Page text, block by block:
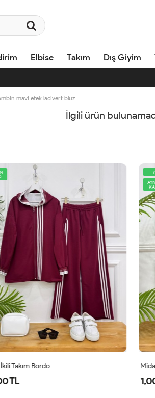
Elbise Takım Dış Giyim
mavi etek lacivert bluz
İlgili ürün
AYNIGÜN
KARGO
Midas Oyşo İkili Takım